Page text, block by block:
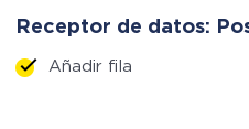
Receptor de datos:
Añadir fila